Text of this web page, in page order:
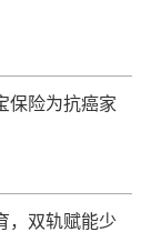
保险为抗癌家
，双轨赋能少